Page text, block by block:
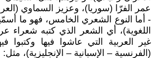
عمر الفرّا (سوريا)، وعزيز السماوي
- أما النوع الشعري الخامس، فهو ما
اللغوية)، أي الشعر الذي كتبه شعراء
غير العربية التي عاشوا فيها وكتبوا
(الفرنسية – الإسبانية – الإنجليزية)، مثل: